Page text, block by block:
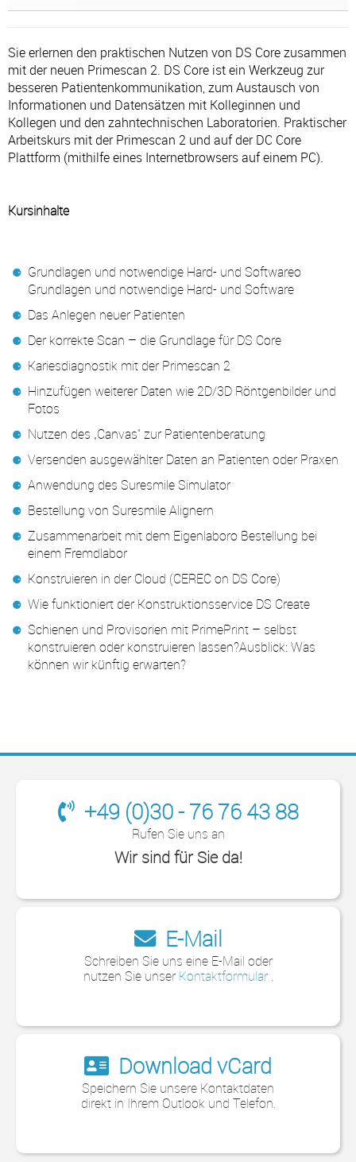
Sie erlernen den praktischen Nutzen von DS Core zusammen
mit der neuen Primescan 2. DS Core ist ein Werkzeug zur
besseren Patientenkommunikation, zum Austausch von
Informationen und Datensätzen mit Kolleginnen und
Kollegen und den zahntechnischen Laboratorien. Praktischer
Arbeitskurs mit der Primescan 2 und auf der DC Core
Plattform (mithilfe eines Internetbrowsers auf einem PC).
Kursinhalte
Grundlagen und notwendige Hard- und Softwareo
Grundlagen und notwendige Hard- und Software
Das Anlegen neuer Patienten
Der korrekte Scan – die Grundlage für DS Core
Kariesdiagnostik mit der Primescan 2
Hinzufügen weiterer Daten wie 2D/3D Röntgenbilder und
Fotos
Nutzen des „Canvas“ zur Patientenberatung
Versenden ausgewählter Daten an Patienten oder Praxen
Anwendung des Suresmile Simulator
Bestellung von Suresmile Alignern
Zusammenarbeit mit dem Eigenlaboro Bestellung bei
einem Fremdlabor
Konstruieren in der Cloud (CEREC on DS Core)
Wie funktioniert der Konstruktionsservice DS Create
Schienen und Provisorien mit PrimePrint – selbst
konstruieren oder konstruieren lassen?Ausblick: Was
können wir künftig erwarten?
+49 (0)30 - 76 76 43 88
Rufen Sie uns an
Wir sind für Sie da!
E-Mail
Schreiben Sie uns eine E-Mail oder
nutzen Sie unser Kontaktformular .
Download vCard
Speichern Sie unsere Kontaktdaten
direkt in Ihrem Outlook und Telefon.